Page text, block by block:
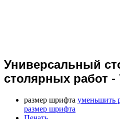
Универсальный
столярных работ -
размер шрифта уменьшить
размер шрифта